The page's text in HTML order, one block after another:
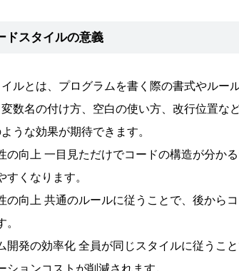
ドスタイルの意義
ルとは、プログラムを書く際の書式やルー
数名の付け方、空白の使い方、改行位置な
うな効果が期待できます。
の向上 一目見ただけでコードの構造が分か
すくなります。
の向上 共通のルールに従うことで、後から
開発の効率化 全員が同じスタイルに従うこ